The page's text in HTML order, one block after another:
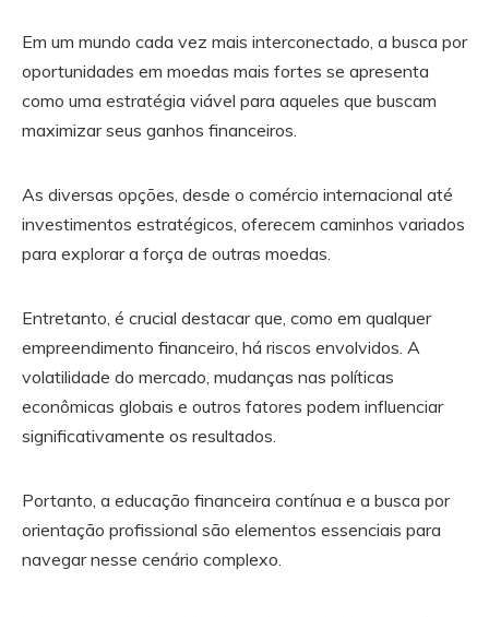
Em um mundo cada vez mais interconectado, a busca por
oportunidades em moedas mais fortes se apresenta
como uma estratégia viável para aqueles que buscam
maximizar seus ganhos financeiros.
As diversas opções, desde o comércio internacional até
investimentos estratégicos, oferecem caminhos variados
para explorar a força de outras moedas.
Entretanto, é crucial destacar que, como em qualquer
empreendimento financeiro, há riscos envolvidos. A
volatilidade do mercado, mudanças nas políticas
econômicas globais e outros fatores podem influenciar
significativamente os resultados.
Portanto, a educação financeira contínua e a busca por
orientação profissional são elementos essenciais para
navegar nesse cenário complexo.